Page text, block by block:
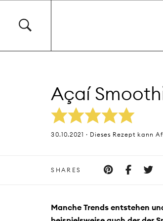
Açaí
30.10.2021 · Dieses Rezept kann
SHARES
Manche Trends entstehen